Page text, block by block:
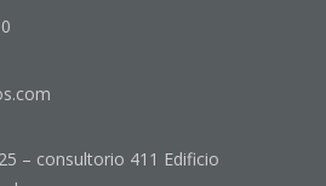
– consultorio 411 Edificio